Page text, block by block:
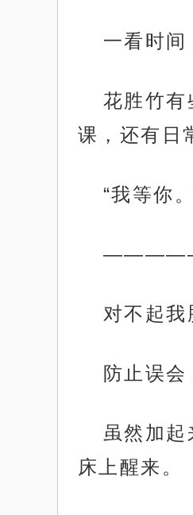
一看时间
花胜竹有
课，还有日
“我等你
对不起我
防止误
虽然加
床上醒来。